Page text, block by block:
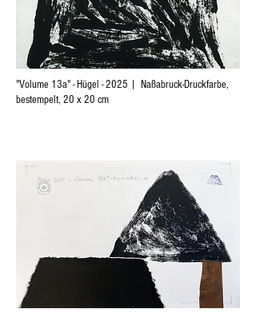
"Volume 13a" - Hügel - 2025 | Naßabruck-Druckfarbe,
bestempelt, 20 x 20 cm